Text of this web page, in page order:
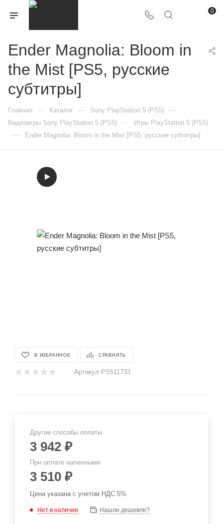
0
Ender Magnolia: Bloom in
the Mist [PS5, русские
субтитры]
Главная — Каталог — Sony PlayStation 5 (PS5) —
Видеоигры Sony PlayStation 5 (PS5) — Игры PlayStation 5 (PS5)
— Ender Magnolia: Bloom in the Mist [PS5, русские субтитры]
В ИЗБРАННОЕ СРАВНИТЬ
Артикул: PS511733
Другие способы оплаты
3 942 ₽
При оплате наличными
3 510 ₽
Цена указана с учетом НДС 5%
Нет в наличии Нашли дешевле?